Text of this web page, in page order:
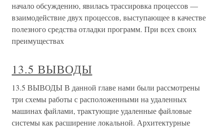
начало обсуждению, явилась трассировка процессов —
взаимодействие двух процессов, выступающее в качестве
полезного средства отладки программ. При всех своих
преимуществах
13.5 ВЫВОДЫ
13.5 ВЫВОДЫ В данной главе нами были рассмотрены
три схемы работы с расположенными на удаленных
машинах файлами, трактующие удаленные файловые
системы как расширение локальной. Архитектурные